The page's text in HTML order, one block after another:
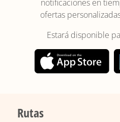
notificaciones en
ofertas
Estará disponible
Rutas